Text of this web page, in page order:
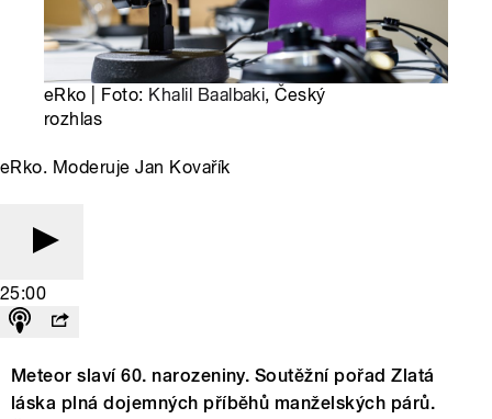
eRko | Foto: Khalil Baalbaki, Český
rozhlas
eRko. Moderuje Jan Kovařík
25:00
Meteor slaví 60. narozeniny. Soutěžní pořad Zlatá
láska plná dojemných příběhů manželských párů.